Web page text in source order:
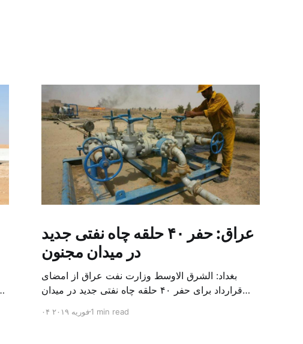
عراق: حفر ۴۰ حلقه چاه نفتی جدید
در میدان مجنون
بغداد: الشرق الاوسط وزارت نفت عراق از امضای
قرارداد برای حفر ۴۰ حلقه چاه نفتی جدید در میدان
محمد خضیر مدعامل شرکت حفاری عراق روز یکشنبه
۰۴ فوریه ۲۰۱۹1 min read